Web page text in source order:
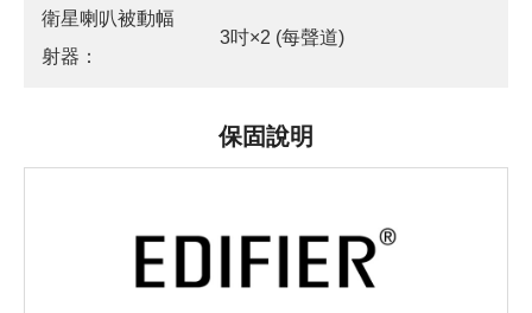
衛星喇叭被動幅
射器：
3吋×2 (每聲道)
保固說明